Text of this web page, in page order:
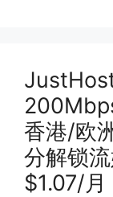
香港/欧
分解锁
$1.07/月